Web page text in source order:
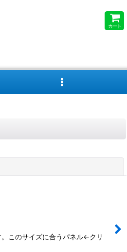
カート
このサイズに合うパネル←クリ